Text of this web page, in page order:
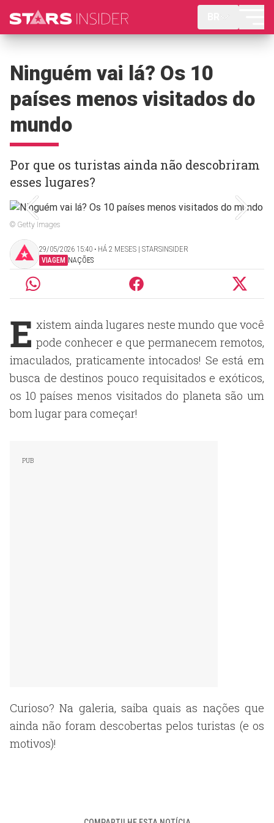
Ninguém vai lá? Os 10
países menos visitados do
mundo
Por que os turistas ainda não descobriram
esses lugares?
© Getty Images
29/05/2026 15:40 ‧ HÁ 2 MESES | STARSINSIDER
VIAGEM NAÇÕES
E xistem ainda lugares neste mundo que você
pode conhecer e que permanecem remotos,
imaculados, praticamente intocados! Se está em
busca de destinos pouco requisitados e exóticos,
os 10 países menos visitados do planeta são um
bom lugar para começar!
Curioso? Na galeria, saiba quais as nações que
ainda não foram descobertas pelos turistas (e os
motivos)!